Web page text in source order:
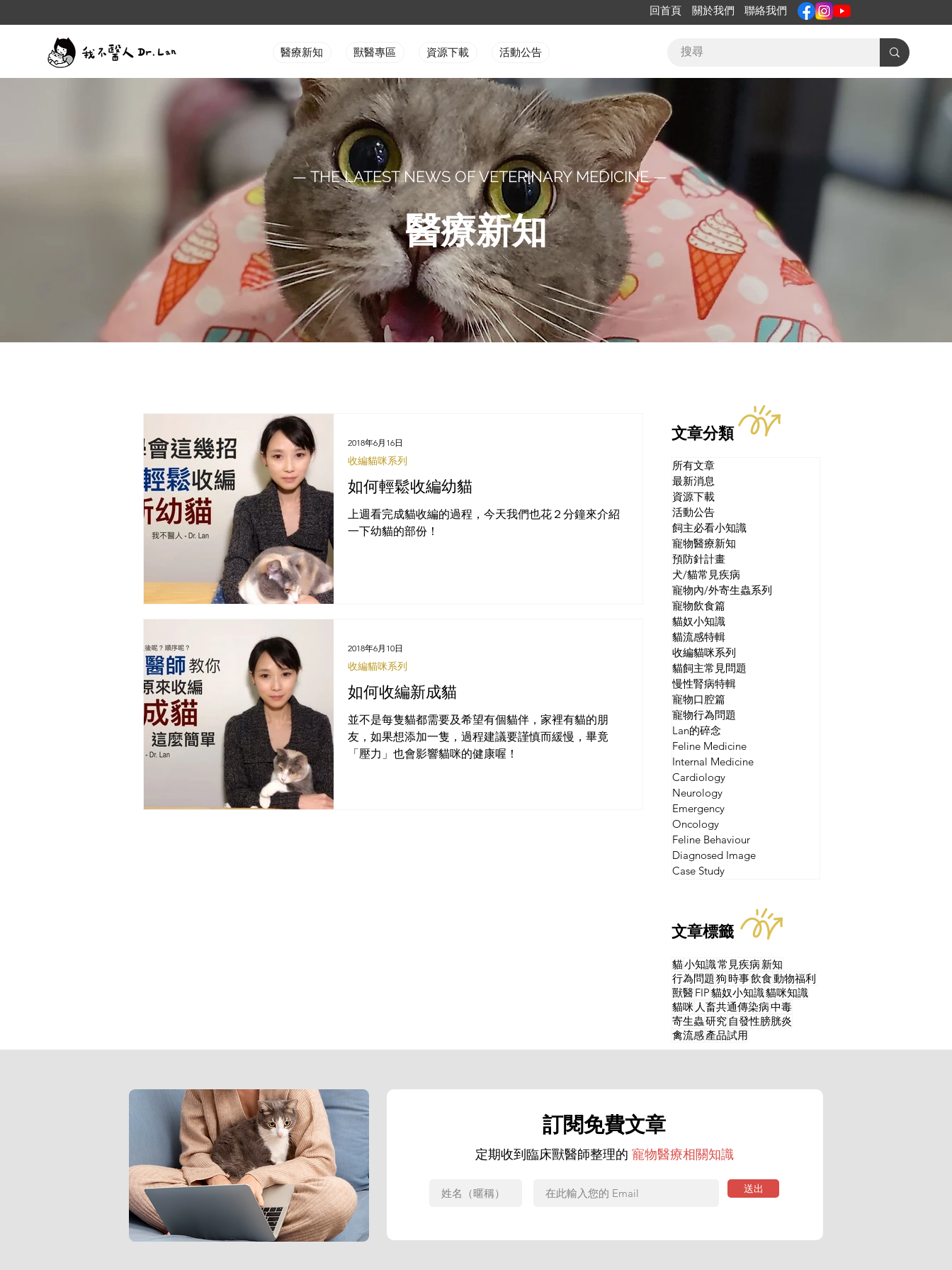
回首頁 關於我們 聯絡我們
醫療新知 獸醫專區 資源下載 活動公告
— THE LATEST NEWS OF VETERINARY MEDICINE —
醫療新知
如何輕鬆收編幼貓
上週看完成貓收編的過程，今天我們也花２分鐘來介紹
一下幼貓的部份！
收編貓咪系列
2018年6月16日
如何收編新成貓
並不是每隻貓都需要及希望有個貓伴，家裡有貓的朋
友，如果想添加一隻，過程建議要謹慎而緩慢，畢竟
「壓力」也會影響貓咪的健康喔！
收編貓咪系列
2018年6月10日
文章分類
所有文章
最新消息
資源下載
活動公告
飼主必看小知識
寵物醫療新知
預防針計畫
犬/貓常見疾病
寵物內/外寄生蟲系列
寵物飲食篇
貓奴小知識
貓流感特輯
收編貓咪系列
貓飼主常見問題
慢性腎病特輯
寵物口腔篇
寵物行為問題
Lan的碎念
Feline Medicine
Internal Medicine
Cardiology
Neurology
Emergency
Oncology
Feline Behaviour
Diagnosed Image
Case Study
文章標籤
貓小知識常見疾病 新知
行為問題狗時事飲食動物福利
獸醫FIP貓奴小知識貓咪知識
貓咪 人畜共通傳染病中毒
寄生蟲研究 自發性膀胱炎
禽流感產品試用
訂閱免費文章
定期收到臨床獸醫師整理的 寵物醫療相關知識
送出